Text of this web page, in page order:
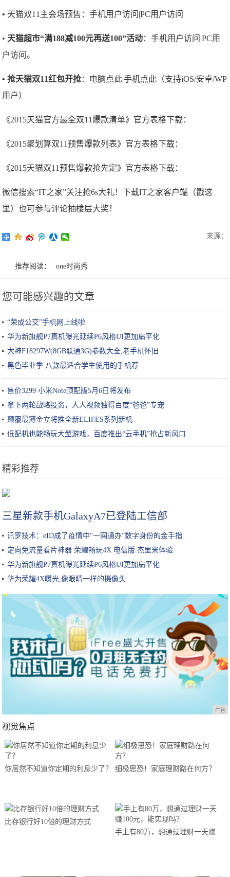
• 天猫双11主会场预售：手机用户访问|PC用户访问
• 天猫超市“满188减100元再送100”活动：手机用户访问|PC用
户访问。
• 抢天猫双11红包开抢：电脑点此|手机点此（支持iOS/安卓/WP
用户）
《2015天猫官方最全双11爆款清单》官方表格下载：
《2015聚划算双11预售爆款列表》官方表格下载：
《2015天猫双11预售爆款抢先定》官方表格下载：
微信搜索“IT之家”关注抢6s大礼！下载IT之家客户端（戳这
里）也可参与评论抽楼层大奖！
来源：
推荐阅读： one时尚秀
您可能感兴趣的文章
“荣成公交”手机网上线啦
华为新旗舰P7真机曝光延续P6风格UI更加扁平化
大神F18297W(8GB联通3G)参数大全,老手机怀旧
黑色毕业季 八款最适合学生使用的手机荐
售价3299 小米Note顶配版5月6日将发布
拿下两轮战略投资，人人视频独得百度“爸爸”专宠
颠覆最薄金立将推全新ELIFES系列新机
低配机也能畅玩大型游戏，百度推出“云手机”抢占新风口
精彩推荐
三星新款手机GalaxyA7已登陆工信部
讯罗技术：eID成了疫情中“一网通办”数字身份的金手指
定向免流量看片神器 荣耀畅玩4X 电信版 杰里米体验
华为新旗舰P7真机曝光延续P6风格UI更加扁平化
华为荣耀4X曝光,像眼睛一样的摄像头
广告
视觉焦点
你居然不知道你定期的利息少了？ 细极思恐！家庭理财路在何方？
比存银行好10倍的理财方式
手上有80万，想通过理财一天赚